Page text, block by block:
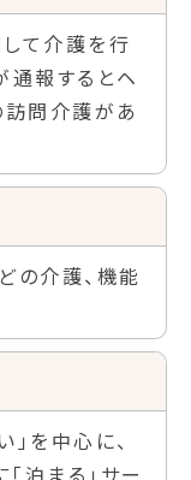
て介護を行
通報するとヘ
問介護があ
の介護、機能
を中心に、
泊まる」サー